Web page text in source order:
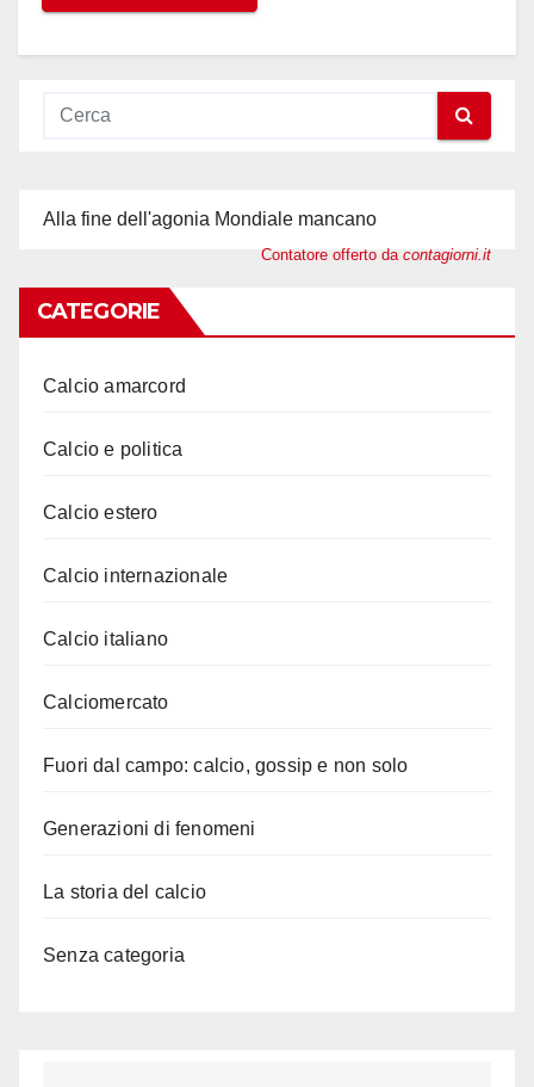
Alla fine dell'agonia Mondiale mancano
Contatore offerto da contagiorni.it
CATEGORIE
Calcio amarcord
Calcio e politica
Calcio estero
Calcio internazionale
Calcio italiano
Calciomercato
Fuori dal campo: calcio, gossip e non solo
Generazioni di fenomeni
La storia del calcio
Senza categoria